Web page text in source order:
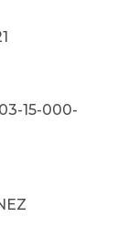
15-000-